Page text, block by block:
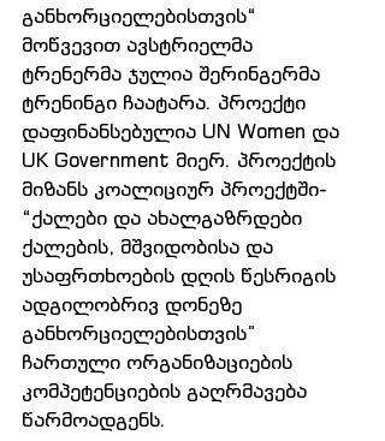
განხორციელებისთვის“
მოწვევით ავსტრიელმა
ტრენერმა ჯულია შერინგერმა
ტრენინგი ჩაატარა. პროექტი
დაფინანსებულია UN Women და
UK Government მიერ. პროექტის
მიზანს კოალიციურ პროექტში-
“ქალები და ახალგაზრდები
ქალების, მშვიდობისა და
უსაფრთხოების დღის წესრიგის
ადგილობრივ დონეზე
განხორციელებისთვის”
ჩართული ორგანიზაციების
კომპეტენციების გაღრმავება
წარმოადგენს.